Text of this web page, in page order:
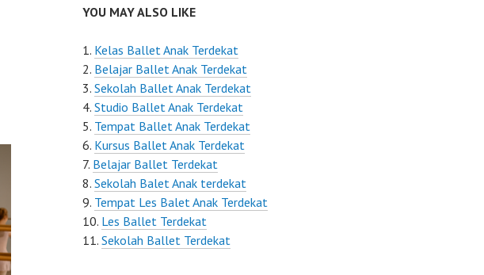
YOU MAY ALSO LIKE
Kelas Ballet Anak Terdekat
Belajar Ballet Anak Terdekat
Sekolah Ballet Anak Terdekat
Studio Ballet Anak Terdekat
Tempat Ballet Anak Terdekat
Kursus Ballet Anak Terdekat
Belajar Ballet Terdekat
Sekolah Balet Anak terdekat
Tempat Les Balet Anak Terdekat
Les Ballet Terdekat
Sekolah Ballet Terdekat